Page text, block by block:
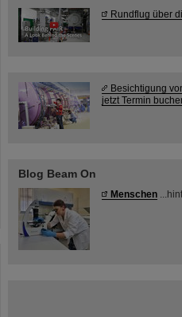
Rundflug über
Besichtigung
jetzt Termin
Blog Beam On
Menschen